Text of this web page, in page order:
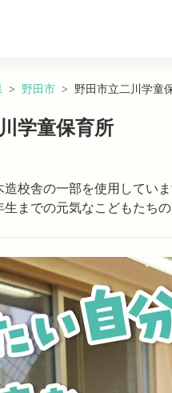
野田市 野田市立二川学童
学童保育所
造校舎の一部を使用してい
までの元気なこどもたちの